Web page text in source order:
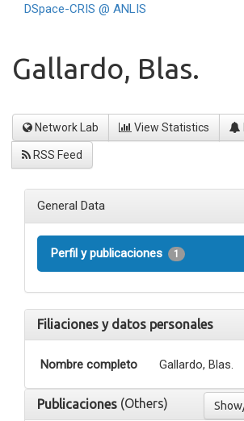
DSpace-CRIS @ ANLIS
Gallardo, Blas.
Network Lab View Statistics
RSS Feed
General Data
Perfil y publicaciones 1
Filiaciones y datos personales
Nombre completo Gallardo, Blas.
Publicaciones (Others)